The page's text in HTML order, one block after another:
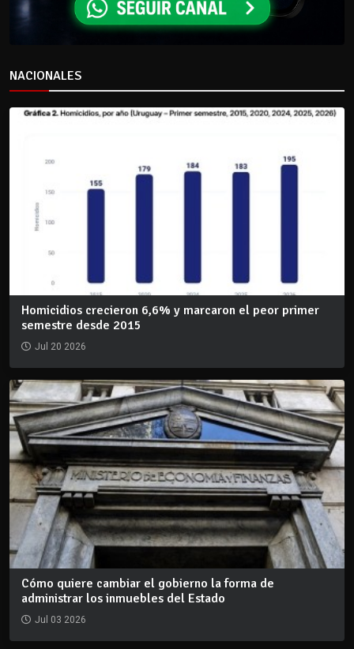
NACIONALES
Homicidios crecieron 6,6% y marcaron el peor primer
semestre desde 2015
Jul 20 2026
Cómo quiere cambiar el gobierno la forma de
administrar los inmuebles del Estado
Jul 03 2026